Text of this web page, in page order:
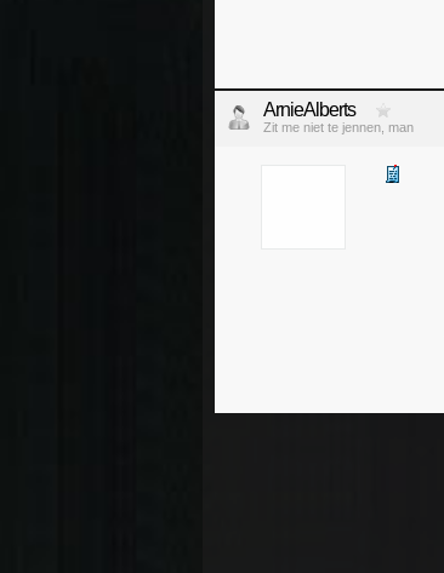
ArnieAlberts
Zit me niet te jennen, man